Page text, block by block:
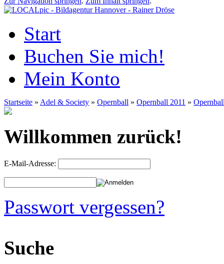
Start
Buchen Sie mich!
Mein Konto
Startseite » Adel & Society » Opernball » Opernball 2011 »
Willkommen zurück!
E-Mail-Adresse:
Passwort vergessen?
Suche